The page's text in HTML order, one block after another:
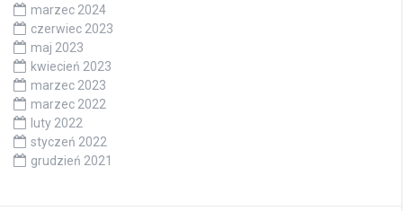
marzec 2024
czerwiec 2023
maj 2023
kwiecień 2023
marzec 2023
marzec 2022
luty 2022
styczeń 2022
grudzień 2021